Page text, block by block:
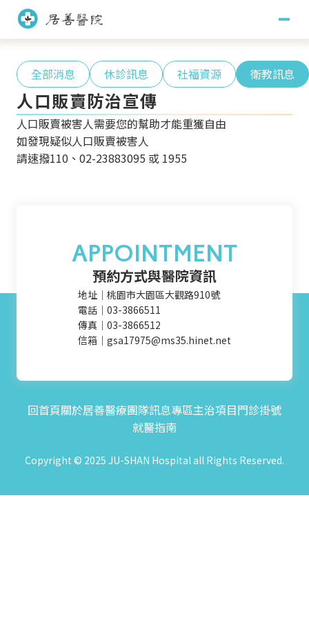
關於居善
醫療團隊
醫師團隊
藥學團隊
社會工作團隊
訊息專區
門診時間
住院服務
補助申請
全部消息 休診訊息 社福資源 衛教訊息
人口販賣防治宣傳
人口販賣被害人需要您的幫助才能重獲自由
如發現疑似人口販賣被害人
請速撥110、02-23883095 或 1955
APPOINTMENT
預約方式與醫院資訊
地址｜桃園市大園區大觀路910號
電話｜03-3866511
傳真｜03-3866512
信箱｜gsa17975@ms35.hinet.net
回首頁關於居善醫療團隊訊息專區主治項目門診掛號
就醫指南
Copyright © 2025 JU-SHAN Hospital all Rights Reserved.